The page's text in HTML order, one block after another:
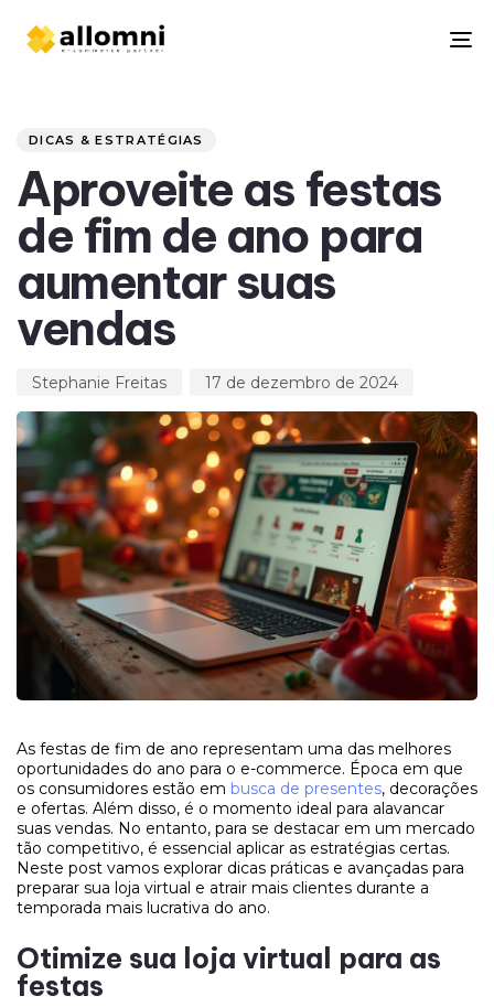
DICAS & ESTRATÉGIAS
Aproveite as festas
de fim de ano para
aumentar suas
vendas
Stephanie Freitas 17 de dezembro de 2024
As festas de fim de ano representam uma das melhores
oportunidades do ano para o e-commerce. Época em que
os consumidores estão em busca de presentes, decorações
e ofertas. Além disso, é o momento ideal para alavancar
suas vendas. No entanto, para se destacar em um mercado
tão competitivo, é essencial aplicar as estratégias certas.
Neste post vamos explorar dicas práticas e avançadas para
preparar sua loja virtual e atrair mais clientes durante a
temporada mais lucrativa do ano.
Otimize sua loja virtual para as
festas